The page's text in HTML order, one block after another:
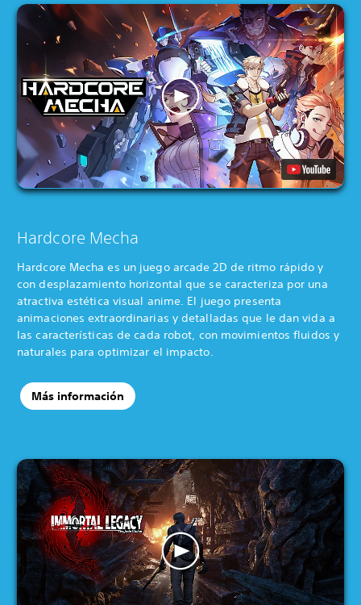
Hardcore Mecha
Hardcore Mecha es un juego arcade 2D de ritmo rápido y
con desplazamiento horizontal que se caracteriza por una
atractiva estética visual anime. El juego presenta
animaciones extraordinarias y detalladas que le dan vida a
las características de cada robot, con movimientos fluidos y
naturales para optimizar el impacto.
Más información